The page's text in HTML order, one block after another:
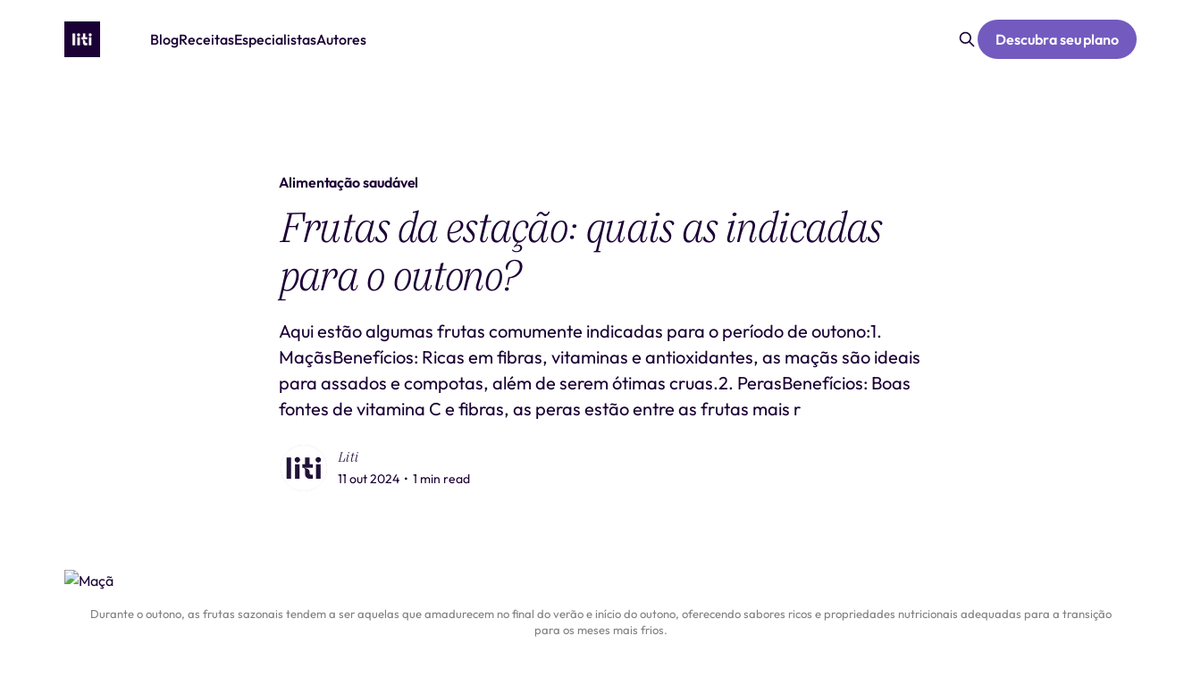
BlogReceitasEspecialistasAutores Descubra seu plano
Alimentação saudável
Frutas da estação: quais as indicadas
para o outono?
Aqui estão algumas frutas comumente indicadas para o período de outono:1.
MaçãsBenefícios: Ricas em fibras, vitaminas e antioxidantes, as maçãs são ideais
para assados e compotas, além de serem ótimas cruas.2. PerasBenefícios: Boas
fontes de vitamina C e fibras, as peras estão entre as frutas mais r
Liti
11 out 2024 • 1 min read
Durante o outono, as frutas sazonais tendem a ser aquelas que amadurecem no final do verão e início do outono, oferecendo sabores ricos e propriedades nutricionais adequadas para a transição
para os meses mais frios.